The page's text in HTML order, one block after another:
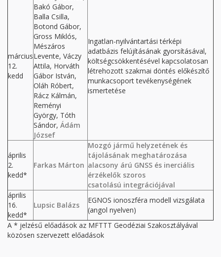
március
12.
kedd
Bakó Gábor,
Balla Csilla,
Botond Gábor,
Gross Miklós,
Mészáros
Levente, Váczy
Attila, Horváth
Gábor István,
Oláh Róbert,
Rácz Kálmán,
Reményi
György, Tóth
Sándor, Ádám
József
Ingatlan-nyilvántartási térképi
adatbázis felújításának gyorsításával,
költségcsökkentésével kapcsolatosan
létrehozott szakmai döntés előkészítő
munkacsoport tevékenységének
ismertetése
április
2.
kedd*
Farkas Márton
Mozgó jármű helyzetének és
tájolásának meghatározása
alacsony árú GNSS és inerciális
érzékelők szoros
csatolású integrációjával
április
16.
kedd*
Lupsic Balázs
EGNOS ionoszféra modell vizsgálata
(angol nyelven)
A * jelzésű előadások az MFTTT Geodéziai Szakosztályával
közösen szervezett előadások